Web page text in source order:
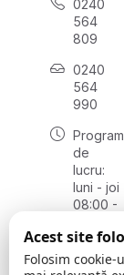
0240
564
809
0240
564
990
Program
de
lucru:
luni - joi
08:00 -
vineri
08:00 -
Acest site
Folosim